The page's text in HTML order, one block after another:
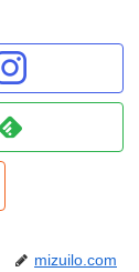
mizuilo.com